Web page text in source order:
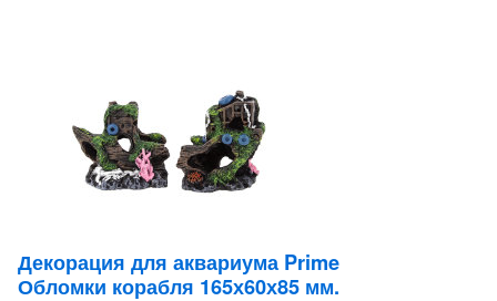
Декорация для аквариума Prime
Обломки корабля 165х60х85 мм.